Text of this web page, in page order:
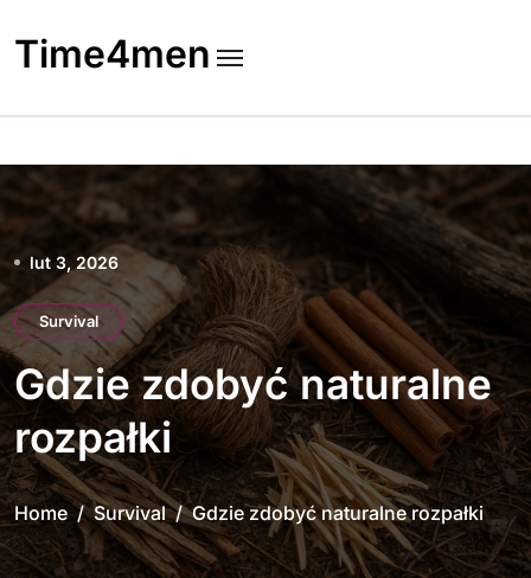
to
content
Time4men
lut 3, 2026
Survival
Gdzie zdobyć naturalne
rozpałki
Home Survival Gdzie zdobyć naturalne rozpałki